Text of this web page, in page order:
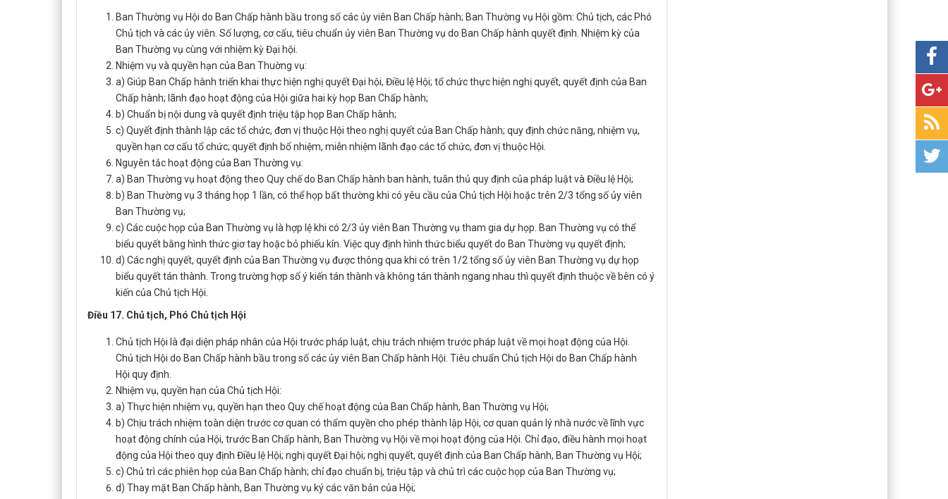
Ban Thường vụ Hội do Ban Chấp hành bầu trong số các ủy viên Ban Chấp hành; Ban Thường vụ Hội gồm: Chủ tịch, các Phó
Chủ tịch và các ủy viên. Số lượng, cơ cấu, tiêu chuẩn ủy viên Ban Thường vụ do Ban Chấp hành quyết định. Nhiệm kỳ của
Ban Thường vụ cùng với nhiệm kỳ Đại hội.
Nhiệm vụ và quyền hạn của Ban Thuờng vụ:
a) Giúp Ban Chấp hành triển khai thực hiện nghị quyết Đại hội, Điều lệ Hội; tổ chức thực hiện nghị quyết, quyết định của Ban
Chấp hành; lãnh đạo hoạt động của Hội giữa hai kỳ họp Ban Chấp hành;
b) Chuẩn bị nội dung và quyết định triệu tập họp Ban Chấp hành;
c) Quyết định thành lập các tổ chức, đơn vị thuộc Hội theo nghị quyết của Ban Chấp hành; quy định chức năng, nhiệm vụ,
quyền hạn cơ cấu tổ chức; quyết định bổ nhiệm, miễn nhiệm lãnh đạo các tổ chức, đơn vị thuộc Hội.
Nguyên tắc hoạt động của Ban Thường vụ:
a) Ban Thường vụ hoạt động theo Quy chế do Ban Chấp hành ban hành, tuân thủ quy định của pháp luật và Điều lệ Hội;
b) Ban Thường vụ 3 tháng họp 1 lần, có thể họp bất thường khi có yêu cầu của Chủ tịch Hội hoặc trên 2/3 tổng số ủy viên
Ban Thường vụ;
c) Các cuộc họp của Ban Thường vụ là hợp lệ khi có 2/3 ủy viên Ban Thường vụ tham gia dự họp. Ban Thường vụ có thể
biểu quyết bằng hình thức giơ tay hoặc bỏ phiếu kín. Việc quy định hình thức biểu quyết do Ban Thường vụ quyết định;
d) Các nghị quyết, quyết định của Ban Thường vụ được thông qua khi có trên 1/2 tổng số ủy viên Ban Thường vụ dự họp
biểu quyết tán thành. Trong trường hợp số ý kiến tán thành và không tán thành ngang nhau thì quyết định thuộc về bên có ý
kiến của Chủ tịch Hội.
Điều 17. Chủ tịch, Phó Chủ tịch Hội
Chủ tịch Hội là đại diện pháp nhân của Hội trước pháp luật, chịu trách nhiệm trước pháp luật về mọi hoạt động của Hội.
Chủ tịch Hội do Ban Chấp hành bầu trong số các ủy viên Ban Chấp hành Hội. Tiêu chuẩn Chủ tịch Hội do Ban Chấp hành
Hội quy định.
Nhiệm vụ, quyền hạn của Chủ tịch Hội:
a) Thực hiện nhiệm vụ, quyền hạn theo Quy chế hoạt động của Ban Chấp hành, Ban Thường vụ Hội;
b) Chịu trách nhiệm toàn diện trước cơ quan có thẩm quyền cho phép thành lập Hội, cơ quan quản lý nhà nước về lĩnh vực
hoạt động chính của Hội, trước Ban Chấp hành, Ban Thường vụ Hội về mọi hoạt động của Hội. Chỉ đạo, điều hành mọi hoạt
động của Hội theo quy định Điều lệ Hội; nghị quyết Đại hội; nghị quyết, quyết định của Ban Chấp hành, Ban Thường vụ Hội;
c) Chủ trì các phiên họp của Ban Chấp hành; chỉ đạo chuẩn bị, triệu tập và chủ trì các cuộc họp của Ban Thường vụ;
d) Thay mặt Ban Chấp hành, Ban Thường vụ ký các văn bản của Hội;